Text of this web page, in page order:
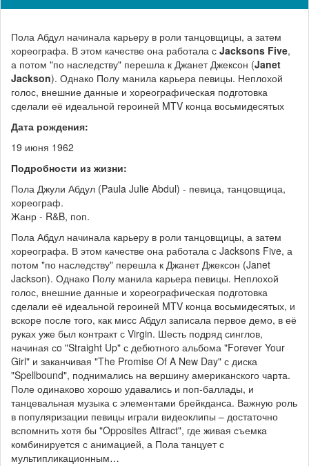
Пола Абдул начинала карьеру в роли танцовщицы, а затем
хореографа. В этом качестве она работала с Jacksons Five,
а потом "по наследству" перешла к Джанет Джексон (Janet
Jackson). Однако Полу манила карьера певицы. Неплохой
голос, внешние данные и хореографическая подготовка
сделали её идеальной героиней MTV конца восьмидесятых
Дата рождения:
19 июня 1962
Подробности из жизни:
Пола Джули Абдул (Paula Julie Abdul) - певица, танцовщица,
хореограф.
Жанр - R&B, поп.
Пола Абдул начинала карьеру в роли танцовщицы, а затем
хореографа. В этом качестве она работала с Jacksons Five, а
потом "по наследству" перешла к Джанет Джексон (Janet
Jackson). Однако Полу манила карьера певицы. Неплохой
голос, внешние данные и хореографическая подготовка
сделали её идеальной героиней MTV конца восьмидесятых, и
вскоре после того, как мисс Абдул записала первое демо, в её
руках уже был контракт с Virgin. Шесть подряд синглов,
начиная сo "Straight Up" с дебютного альбома "Forever Your
Girl" и заканчивая "The Promise Of A New Day" с диска
"Spellbound", поднимались на вершину американского чарта.
Поле одинаково хорошо удавались и поп-баллады, и
танцевальная музыка с элементами брейкданса. Важную роль
в популяризации певицы играли видеоклипы – достаточно
вспомнить хотя бы "Opposites Attract", где живая съемка
комбинируется с анимацией, а Пола танцует с
мультипликационным…